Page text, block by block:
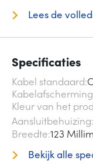
Lees de
Specificaties
Kabel standaard
Kabelafscherming
Kleur van het
Aansluitbehuizing
Breedte 123
Bekijk alle